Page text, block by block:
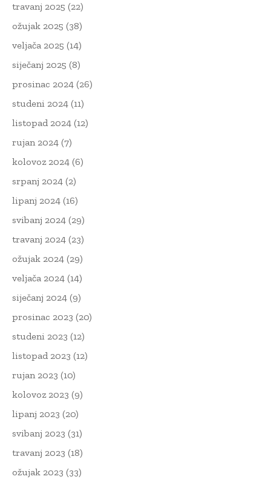
travanj 2025 (22)
ožujak 2025 (38)
veljača 2025 (14)
siječanj 2025 (8)
prosinac 2024 (26)
studeni 2024 (11)
listopad 2024 (12)
rujan 2024 (7)
kolovoz 2024 (6)
srpanj 2024 (2)
lipanj 2024 (16)
svibanj 2024 (29)
travanj 2024 (23)
ožujak 2024 (29)
veljača 2024 (14)
siječanj 2024 (9)
prosinac 2023 (20)
studeni 2023 (12)
listopad 2023 (12)
rujan 2023 (10)
kolovoz 2023 (9)
lipanj 2023 (20)
svibanj 2023 (31)
travanj 2023 (18)
ožujak 2023 (33)